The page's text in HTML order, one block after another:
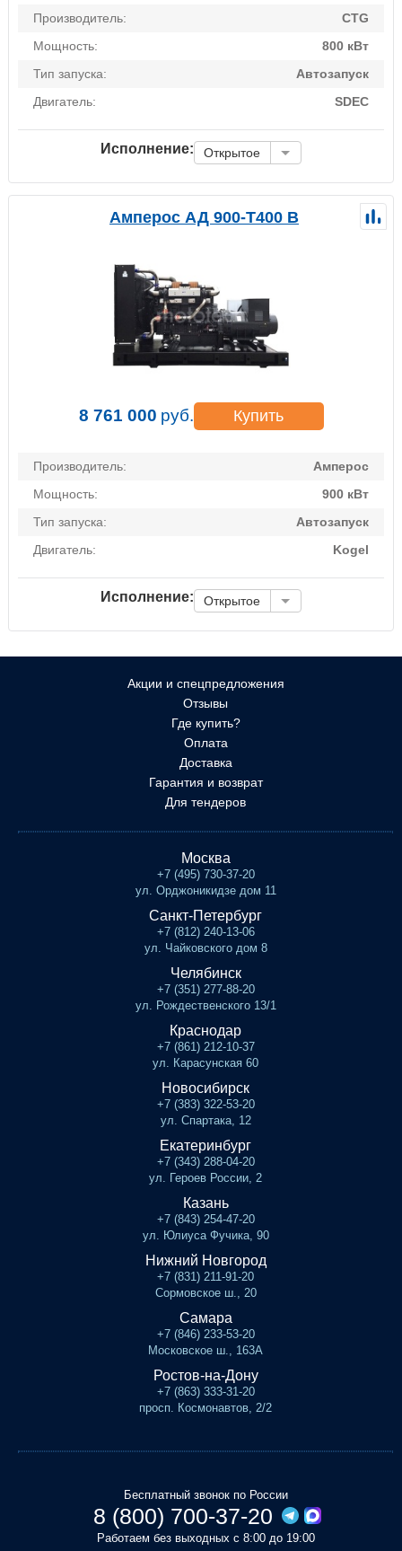
Производитель:
CTG
Мощность:
800 кВт
Тип запуска:
Автозапуск
Двигатель:
SDEC
Исполнение: Открытое
Амперос АД 900-Т400 B
8 761 000 руб. Купить
Производитель:
Амперос
Мощность:
900 кВт
Тип запуска:
Автозапуск
Двигатель:
Kogel
Исполнение: Открытое
Акции и спецпредложения
Отзывы
Где купить?
Оплата
Доставка
Гарантия и возврат
Для тендеров
Москва
+7 (495) 730-37-20
ул. Орджоникидзе дом 11
Санкт-Петербург
+7 (812) 240-13-06
ул. Чайковского дом 8
Челябинск
+7 (351) 277-88-20
ул. Рождественского 13/1
Краснодар
+7 (861) 212-10-37
ул. Карасунская 60
Новосибирск
+7 (383) 322-53-20
ул. Спартака, 12
Екатеринбург
+7 (343) 288-04-20
ул. Героев России, 2
Казань
+7 (843) 254-47-20
ул. Юлиуса Фучика, 90
Нижний Новгород
+7 (831) 211-91-20
Сормовское ш., 20
Самара
+7 (846) 233-53-20
Московское ш., 163А
Ростов-на-Дону
+7 (863) 333-31-20
просп. Космонавтов, 2/2
Бесплатный звонок по России
8 (800) 700-37-20
Работаем без выходных с 8:00 до 19:00